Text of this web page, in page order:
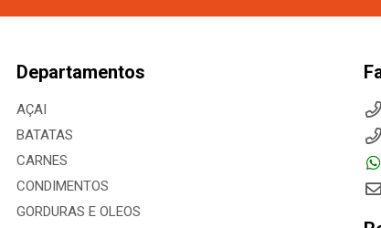
Departamentos
AÇAI
BATATAS
CARNES
CONDIMENTOS
GORDURAS E OLEOS